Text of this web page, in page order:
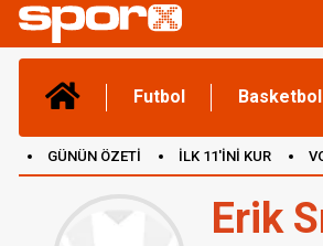
Futbol Basketbol
GÜNÜN ÖZETİ İLK 11'İNİ KUR
Erik